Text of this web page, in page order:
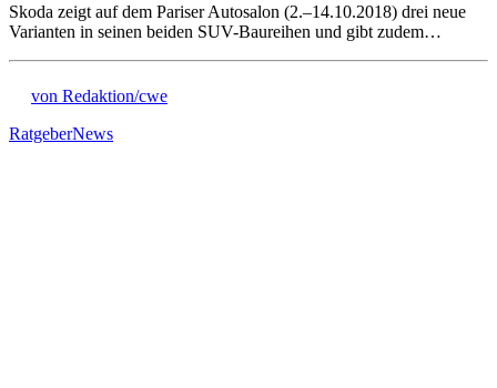
Skoda zeigt auf dem Pariser Autosalon (2.–14.10.2018) drei neue
Varianten in seinen beiden SUV-Baureihen und gibt zudem…
von Redaktion/cwe
RatgeberNews